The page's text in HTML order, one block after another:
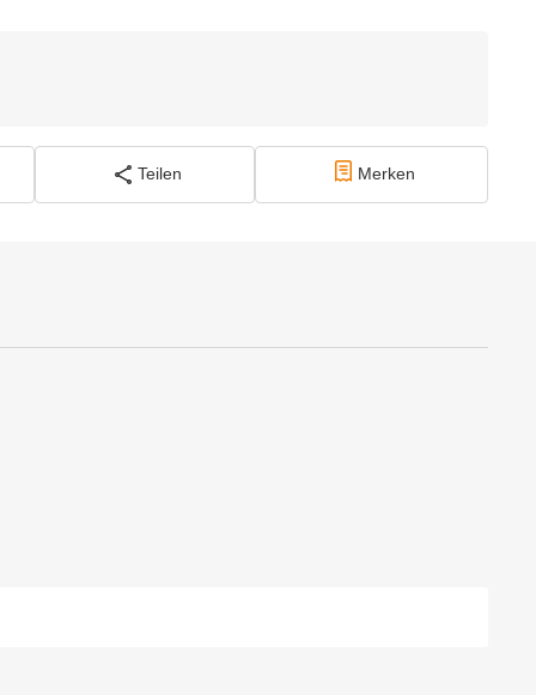
Teilen Merken